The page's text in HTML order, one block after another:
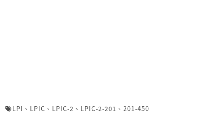
LPI 、 LPIC 、 LPIC-2 、 LPIC-2-201 、 201-450